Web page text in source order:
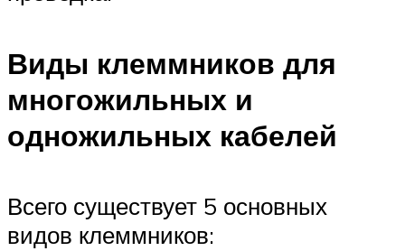
Виды клеммников для
многожильных и
одножильных кабелей
Всего существует 5 основных
видов клеммников: